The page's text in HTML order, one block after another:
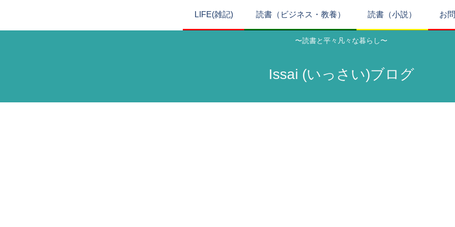
〜読書と平々凡々な暮らし〜
Issai (いっさい)ブログ
LIFE(雑記) 読書（ビジネス・教養） 読書（小説） お